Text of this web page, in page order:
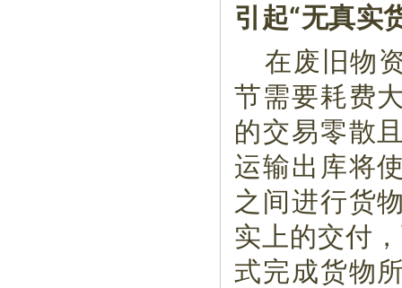
引起“无真实
在废旧物
节需要耗费
的交易零散
运输出库将
之间进行货
实上的交付
式完成货物